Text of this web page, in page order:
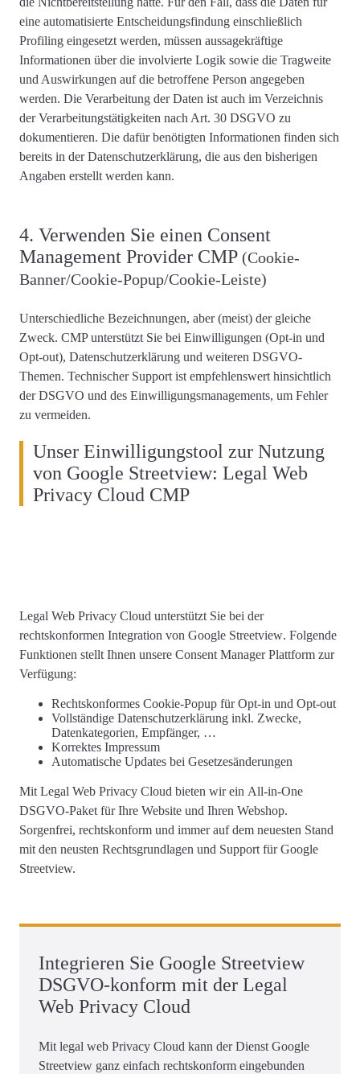
eine automatisierte Entscheidungsfindung einschließlich
Profiling eingesetzt werden, müssen aussagekräftige
Informationen über die involvierte Logik sowie die Tragweite
und Auswirkungen auf die betroffene Person angegeben
werden. Die Verarbeitung der Daten ist auch im Verzeichnis
der Verarbeitungstätigkeiten nach Art. 30 DSGVO zu
dokumentieren. Die dafür benötigten Informationen finden sich
bereits in der Datenschutzerklärung, die aus den bisherigen
Angaben erstellt werden kann.
4. Verwenden Sie einen Consent
Management Provider CMP (Cookie-
Banner/Cookie-Popup/Cookie-Leiste)
Unterschiedliche Bezeichnungen, aber (meist) der gleiche
Zweck. CMP unterstützt Sie bei Einwilligungen (Opt-in und
Opt-out), Datenschutzerklärung und weiteren DSGVO-
Themen. Technischer Support ist empfehlenswert hinsichtlich
der DSGVO und des Einwilligungsmanagements, um Fehler
zu vermeiden.
Unser Einwilligungstool zur Nutzung
von Google Streetview: Legal Web
Privacy Cloud CMP
Legal Web Privacy Cloud unterstützt Sie bei der
rechtskonformen Integration von Google Streetview. Folgende
Funktionen stellt Ihnen unsere Consent Manager Plattform zur
Verfügung:
Rechtskonformes Cookie-Popup für Opt-in und Opt-out
Vollständige Datenschutzerklärung inkl. Zwecke,
Datenkategorien, Empfänger, …
Korrektes Impressum
Automatische Updates bei Gesetzesänderungen
Mit Legal Web Privacy Cloud bieten wir ein All-in-One
DSGVO-Paket für Ihre Website und Ihren Webshop.
Sorgenfrei, rechtskonform und immer auf dem neuesten Stand
mit den neusten Rechtsgrundlagen und Support für Google
Streetview.
Integrieren Sie Google Streetview
DSGVO-konform mit der Legal
Web Privacy Cloud
Mit legal web Privacy Cloud kann der Dienst Google
Streetview ganz einfach rechtskonform eingebunden